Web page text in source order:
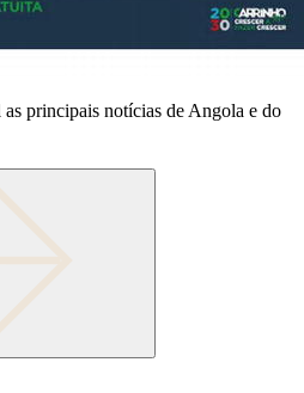
principais notícias de Angola e do